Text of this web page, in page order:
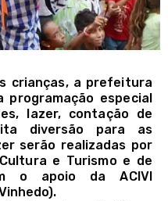
crianças, a prefeitura
programação especial
lazer, contação de
diversão para as
serão realizadas por
e Turismo e de
o apoio da ACIVI